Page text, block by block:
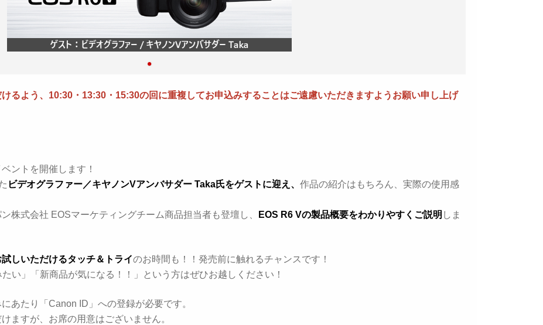
るよう、10:30・13:30・15:30の回に重複してお申込みすることはご遠慮いただきますようお願い申し上げ
ントを開催します！
ビデオグラファー／キヤノンVアンバサダー Taka氏をゲストに迎え、 作品の紹介はもちろん、実際の使用感
株式会社 EOSマーケティングチーム商品担当者も登壇し、
EOS R6 Vの製品概要をわかりやすくご説明 しま
しいただけるタッチ＆トライのお時間も！！ 発売前に触れるチャンスです！
たい」「新商品が気になる！！」という方はぜひお越しください！
あたり「Canon ID」への登録が必要です。
ますが、お席の用意はございません。